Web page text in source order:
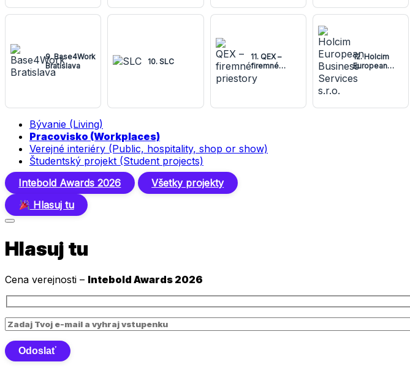
9. Base4Work
Bratislava
10. SLC
11. QEX –
firemné
priestory
12. Holcim
European
Business
Services s.r.o.
Bývanie (Living)
Pracovisko (Workplaces)
Verejné interiéry (Public, hospitality, shop or show)
Študentský projekt (Student projects)
Intebold Awards 2026
Všetky projekty
Hlasuj tu
Hlasuj tu
Cena verejnosti – Intebold Awards 2026